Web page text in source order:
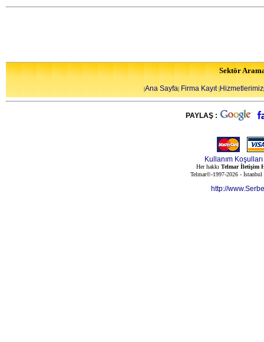
Sektör
|Ana Sayfa| Firma Kayıt|Hizmetlerimiz|
PAYLAŞ :
Kullanım Koşulları
Her hakkı Telmar İletişim
Telmar©-1997-2026 -
http://